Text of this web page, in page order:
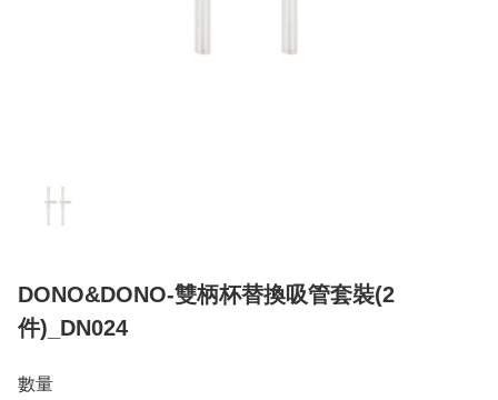
DONO&DONO-雙柄杯替換吸管套裝(2
件)_DN024
數量